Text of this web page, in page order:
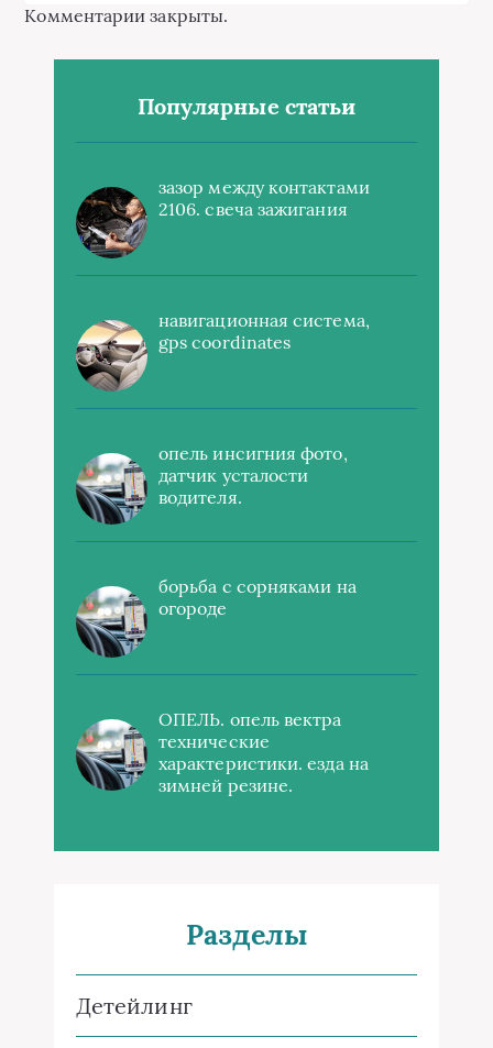
Комментарии закрыты.
Популярные статьи
зазор между контактами
2106. свеча зажигания
навигационная система,
gps coordinates
опель инсигния фото,
датчик усталости
водителя.
борьба с сорняками на
огороде
ОПЕЛЬ. опель вектра
технические
характеристики. езда на
зимней резине.
Разделы
Детейлинг